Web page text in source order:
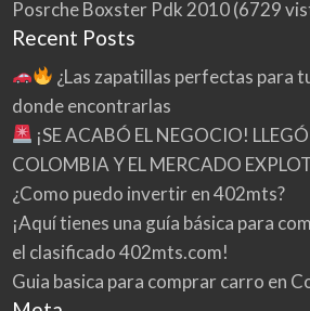
Posrche Boxster Pdk 2010(6729
Recent Posts
¿Las zapatillas perfectas para
donde encontrarlas
¡SE ACABÓ EL NEGOCIO!
COLOMBIA Y EL MERCADO
¿Como puedo invertir en 402mts?
¡Aquí tienes una guía básica para
el clasificado 402mts.com!
Guia basica para comprar carro en